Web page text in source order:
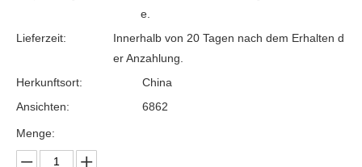
e.
Lieferzeit:
Innerhalb von 20 Tagen nach dem Erhalten d
er Anzahlung.
Herkunftsort:
China
Ansichten:
6862
Menge: